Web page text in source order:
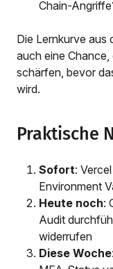
Chain-
Die Lernkurve aus
auch eine
schärfen, bevor
wird.
Praktische
Sofort:
Environment
Heute noch:
Audit
widerrufen
Diese Woche